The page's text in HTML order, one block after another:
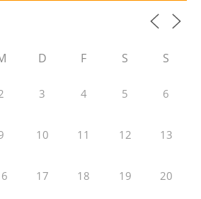
D F S S
3 4 5 6
10 11 12 13
17 18 19 20